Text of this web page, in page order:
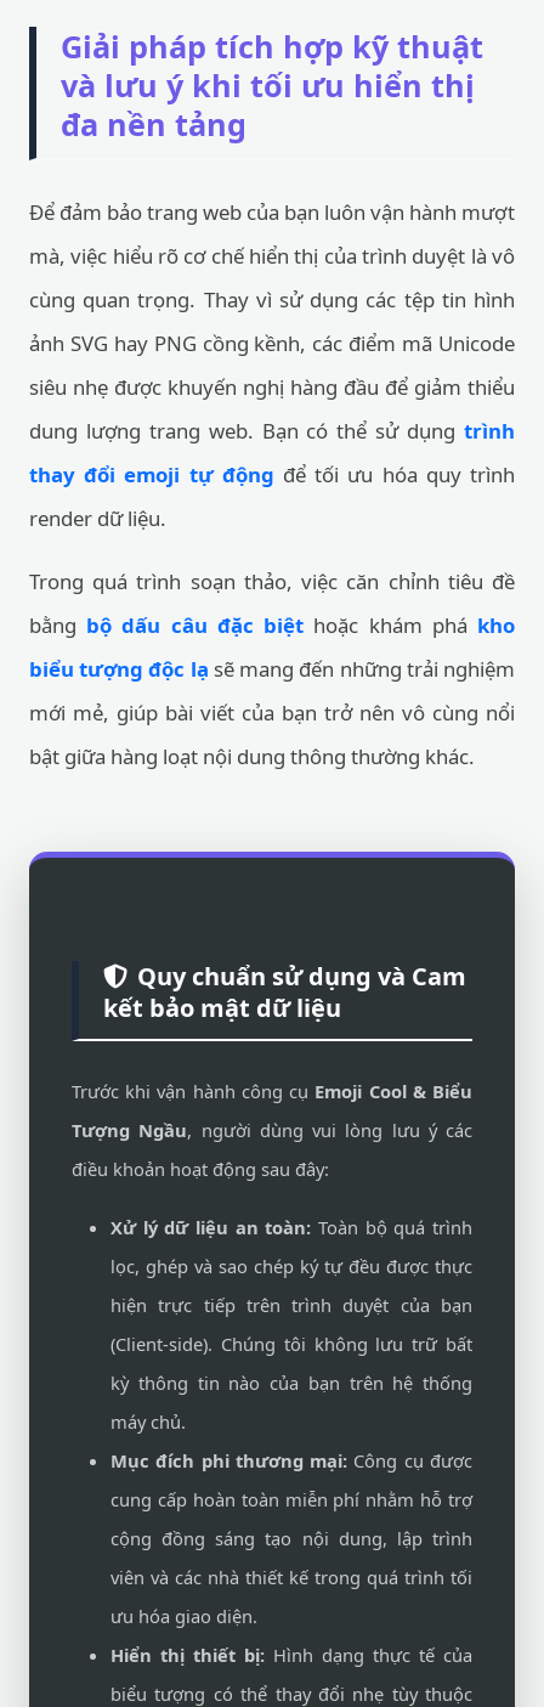
Giải pháp tích hợp kỹ thuật
và lưu ý khi tối ưu hiển thị
đa nền tảng
Để đảm bảo trang web của bạn luôn vận hành mượt
mà, việc hiểu rõ cơ chế hiển thị của trình duyệt là vô
cùng quan trọng. Thay vì sử dụng các tệp tin hình
ảnh SVG hay PNG cồng kềnh, các điểm mã Unicode
siêu nhẹ được khuyến nghị hàng đầu để giảm thiểu
dung lượng trang web. Bạn có thể sử dụng trình
thay đổi emoji tự động để tối ưu hóa quy trình
render dữ liệu.
Trong quá trình soạn thảo, việc căn chỉnh tiêu đề
bằng bộ dấu câu đặc biệt hoặc khám phá kho
biểu tượng độc lạ sẽ mang đến những trải nghiệm
mới mẻ, giúp bài viết của bạn trở nên vô cùng nổi
bật giữa hàng loạt nội dung thông thường khác.
Quy chuẩn sử dụng và Cam
kết bảo mật dữ liệu
Trước khi vận hành công cụ Emoji Cool & Biểu
Tượng Ngầu, người dùng vui lòng lưu ý các
điều khoản hoạt động sau đây:
Xử lý dữ liệu an toàn: Toàn bộ quá trình
lọc, ghép và sao chép ký tự đều được thực
hiện trực tiếp trên trình duyệt của bạn
(Client-side). Chúng tôi không lưu trữ bất
kỳ thông tin nào của bạn trên hệ thống
máy chủ.
Mục đích phi thương mại: Công cụ được
cung cấp hoàn toàn miễn phí nhằm hỗ trợ
cộng đồng sáng tạo nội dung, lập trình
viên và các nhà thiết kế trong quá trình tối
ưu hóa giao diện.
Hiển thị thiết bị: Hình dạng thực tế của
biểu tượng có thể thay đổi nhẹ tùy thuộc